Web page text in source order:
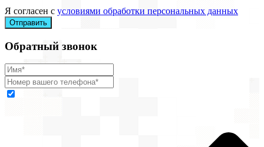
Я согласен с условиями обработки персональных данных
Отправить
Обратный звонок